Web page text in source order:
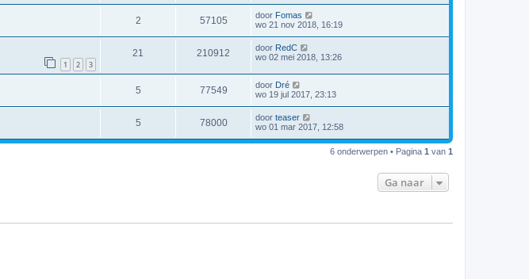
2 57105 door Fomas
wo 21 nov 2018, 16:19
1 2 3
21 210912 door RedC
wo 02 mei 2018, 13:26
5 77549 door Dré
wo 19 jul 2017, 23:13
5 78000 door teaser
wo 01 mar 2017, 12:58
6 onderwerpen • Pagina 1 van 1
Ga naar